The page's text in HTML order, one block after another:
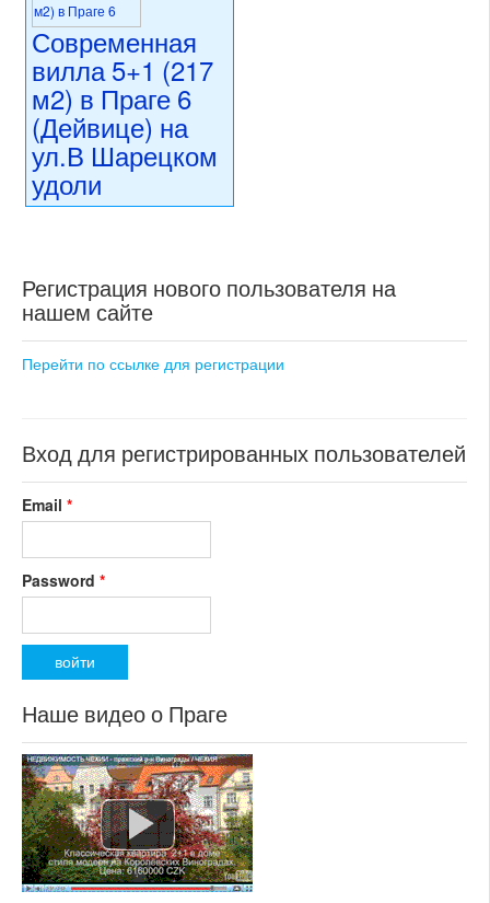
Современная
вилла 5+1 (217
м2) в Праге 6
(Дейвице) на
ул.В Шарецком
удоли
виллы
состояние: новостройка
номер объекта: 20660
Регистрация нового пользователя на
нашем сайте
Перейти по ссылке для регистрации
Вход для регистрированных пользователей
Email *
Password *
Наше видео о Праге